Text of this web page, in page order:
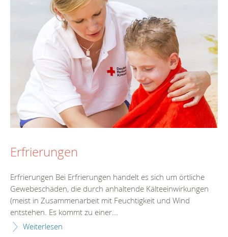
Erfrierungen
Erfrierungen Bei Erfrierungen handelt es sich um örtliche
Gewebeschäden, die durch anhaltende Kälteeinwirkungen
(meist in Zusammenarbeit mit Feuchtigkeit und Wind
entstehen. Es kommt zu einer...
Weiterlesen